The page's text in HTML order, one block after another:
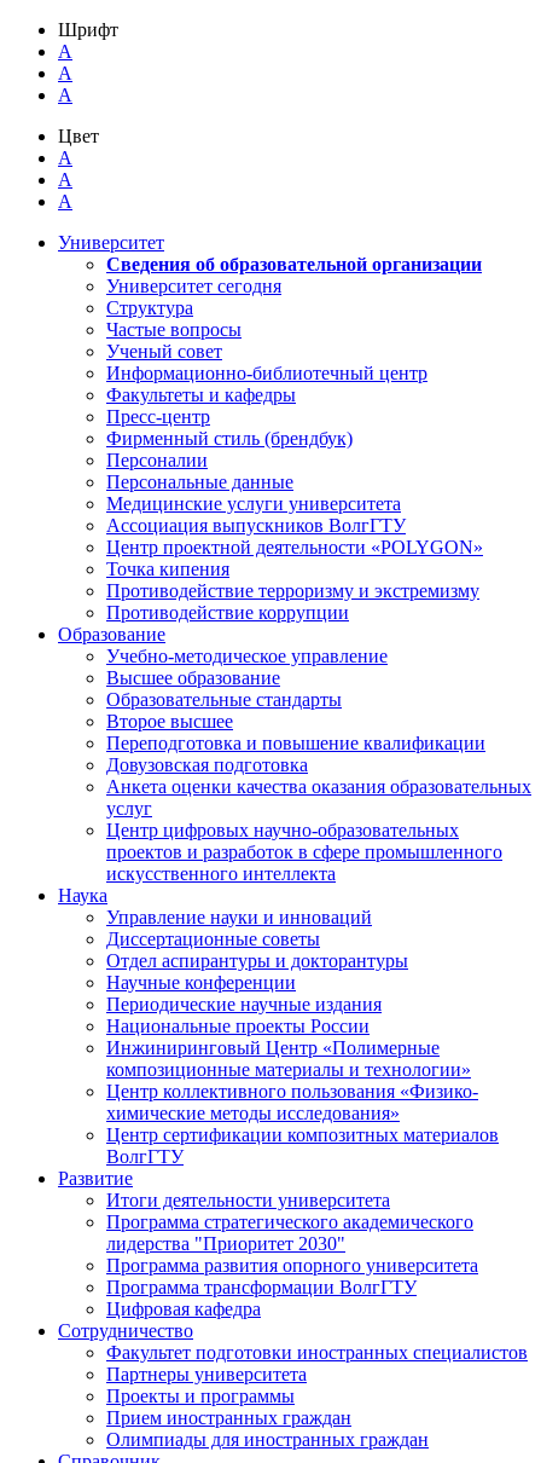
Шрифт
A
A
A
Цвет
A
A
A
Университет
Сведения об образовательной организации
Университет сегодня
Структура
Частые вопросы
Ученый совет
Информационно-библиотечный центр
Факультеты и кафедры
Пресс-центр
Фирменный стиль (брендбук)
Персоналии
Персональные данные
Медицинские услуги университета
Ассоциация выпускников ВолгГТУ
Центр проектной деятельности «POLYGON»
Точка кипения
Противодействие терроризму и экстремизму
Противодействие коррупции
Образование
Учебно-методическое управление
Высшее образование
Образовательные стандарты
Второе высшее
Переподготовка и повышение квалификации
Довузовская подготовка
Анкета оценки качества оказания образовательных
услуг
Центр цифровых научно-образовательных
проектов и разработок в сфере промышленного
искусственного интеллекта
Наука
Управление науки и инноваций
Диссертационные советы
Отдел аспирантуры и докторантуры
Научные конференции
Периодические научные издания
Национальные проекты России
Инжиниринговый Центр «Полимерные
композиционные материалы и технологии»
Центр коллективного пользования «Физико-
химические методы исследования»
Центр сертификации композитных материалов
ВолгГТУ
Развитие
Итоги деятельности университета
Программа стратегического академического
лидерства "Приоритет 2030"
Программа развития опорного университета
Программа трансформации ВолгГТУ
Цифровая кафедра
Сотрудничество
Факультет подготовки иностранных специалистов
Партнеры университета
Проекты и программы
Прием иностранных граждан
Олимпиады для иностранных граждан